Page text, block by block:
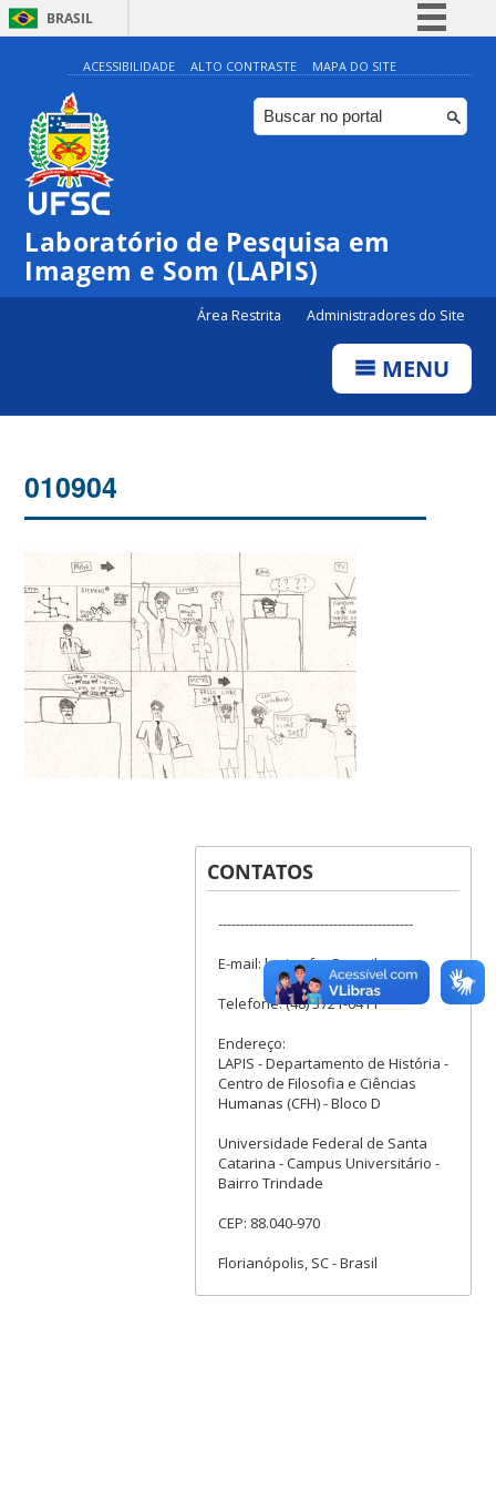
BRASIL
Simplifique!
Comunica BR
Participe
Canais
ACESSIBILIDADE ALTO CONTRASTE MAPA DO SITE
Laboratório de Pesquisa em
Imagem e Som (LAPIS)
Área Restrita Administradores do Site
MENU
010904
CONTATOS
--------------------------------------------
E-mail: lapis.ufsc@gmail.com
Telefone: (48) 3721-6411
Endereço:
LAPIS - Departamento de História -
Centro de Filosofia e Ciências
Humanas (CFH) - Bloco D
Universidade Federal de Santa
Catarina - Campus Universitário -
Bairro Trindade
CEP: 88.040-970
Florianópolis, SC - Brasil